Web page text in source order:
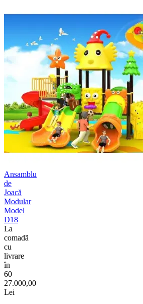
Ansamblu
de
Joacă
Modular
Model
D18
La
comadã
cu
livrare
în
60
27.000,00
Lei